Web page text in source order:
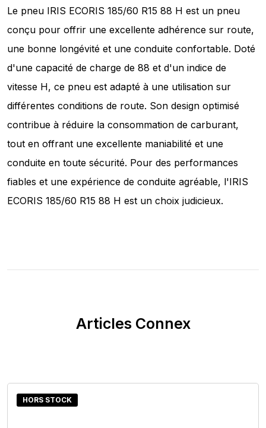
Le pneu IRIS ECORIS 185/60 R15 88 H est un pneu
conçu pour offrir une excellente adhérence sur route,
une bonne longévité et une conduite confortable. Doté
d'une capacité de charge de 88 et d'un indice de
vitesse H, ce pneu est adapté à une utilisation sur
différentes conditions de route. Son design optimisé
contribue à réduire la consommation de carburant,
tout en offrant une excellente maniabilité et une
conduite en toute sécurité. Pour des performances
fiables et une expérience de conduite agréable, l'IRIS
ECORIS 185/60 R15 88 H est un choix judicieux.
Articles Connex
HORS STOCK